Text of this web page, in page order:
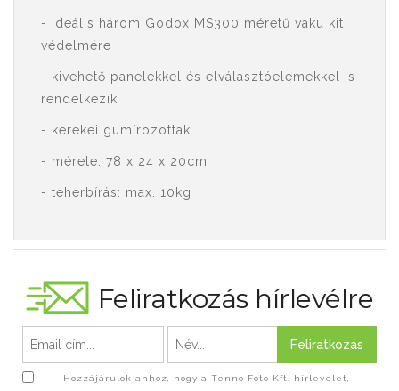
- ideális három Godox MS300 méretű vaku kit
védelmére
- kivehető panelekkel és elválasztóelemekkel is
rendelkezik
- kerekei gumírozottak
- mérete: 78 x 24 x 20cm
- teherbírás: max. 10kg
Feliratkozás hírlevélre
Feliratkozás
Hozzájárulok ahhoz, hogy a Tenno Foto Kft. hírlevelet,